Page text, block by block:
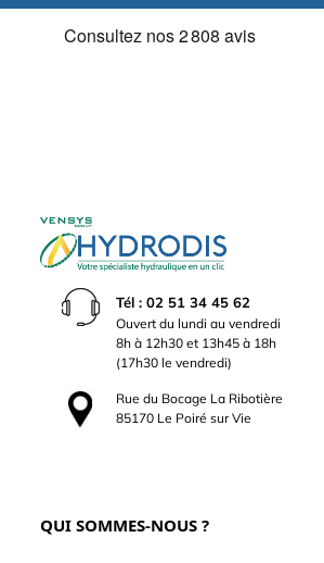
Tél : 02 51 34 45 62
Ouvert du lundi au vendredi
8h à 12h30 et 13h45 à 18h
(17h30 le vendredi)
Rue du Bocage La Ribotière
85170 Le Poiré sur Vie
QUI SOMMES-NOUS ?